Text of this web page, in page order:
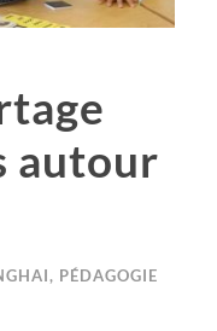
autour
, PÉDAGOGIE